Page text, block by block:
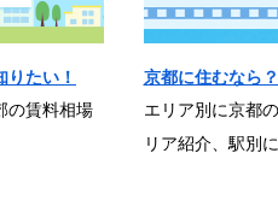
たい！
の賃料相場
京都に住むなら
エリア別に京都
リア紹介、駅別